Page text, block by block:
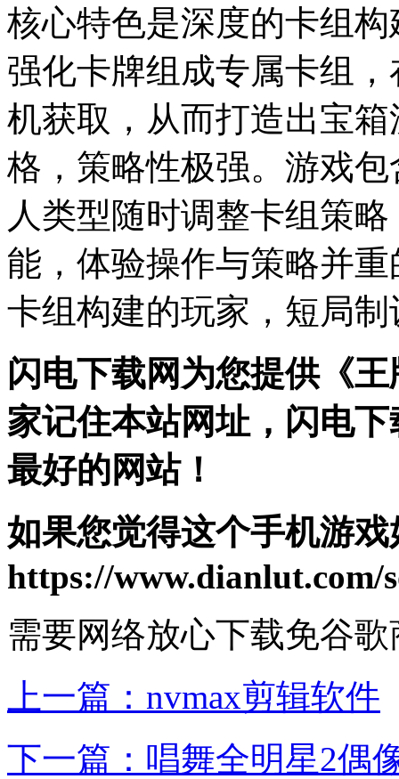
核心特色是深度的卡组
强化卡牌组成专属卡组
机获取，从而打造出宝
格，策略性极强。游戏
人类型随时调整卡组策
能，体验操作与策略并
卡组构建的玩家，短局
闪电下载网为您提供《
家记住本站网址，闪电
最好的网站！
如果您觉得这个手机游
https://www.dianlut.com/
需要网络放心下载免谷歌
上一篇： nvmax剪辑软件
下一篇： 唱舞全明星2偶